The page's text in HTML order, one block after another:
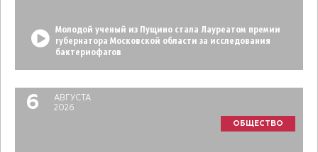
Молодой ученый из Пущино стала Лауреатом премии
губернатора Московской области за исследования
бактериофагов
6
АВГУСТА
2026
ОБЩЕСТВО